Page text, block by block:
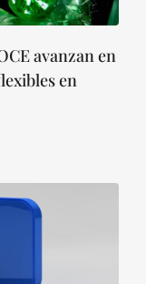
avanzan en
en